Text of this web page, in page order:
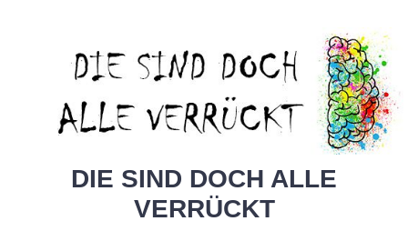
DIE SIND DOCH ALLE
VERRÜCKT